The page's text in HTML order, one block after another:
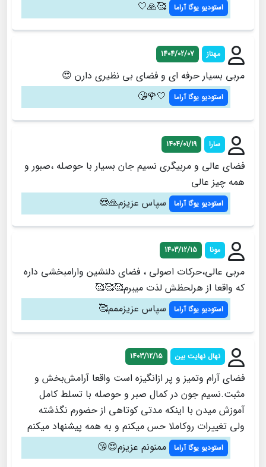
استودیو یوگا آراما 🥰🙏🤍
مهناز 1404/02/07
مربي بسيار حرفه اي و فضاي بي نظيري دارن 😍
استودیو یوگا آراما 🤍🌹😘
سارا 1404/01/19
فضای عالی و مربیگری نسیم جان بسیار با حوصله ،صبور و
همه چیز عالی
استودیو یوگا آراما سپاس عزیزم🙏😍
مونا 1403/12/15
مربی عالی،حرکات اصولی ، فضای دلنشین وارامبخشی داره
که واقعا از هرلحظش لذت میبرم🥰🥰🥰
استودیو یوگا آراما سپاس عزیزممم🥰
نهال نهایت بین 1403/12/15
فضای آرام وتمیز و پر ازانگیزه است واقعا آرامش‌بخش و
مثبت.نسیم جون در کمال صبر و حوصله با تسلط کامل
آموزش میدن با اینکه مدتی کوتاهی از حضورم نگذشته
ولی تغییرات روکاملا حس میکنم و به همه پیشنهاد میکنم
استودیو یوگا آراما ممنونم عزیزم😍😘